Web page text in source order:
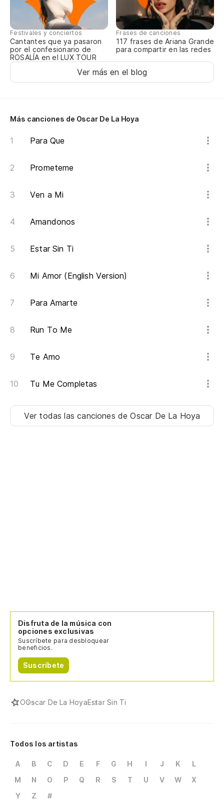
Festivales y conciertos
Cantantes que ya pasaron
por el confesionario de
ROSALÍA en el LUX TOUR
Frases de canciones
117 frases de Ariana Grande
para compartir en las redes
Ver más en el blog
Más canciones de Oscar De La Hoya
Para Que
Prometeme
Ven a Mi
Amandonos
Estar Sin Ti
Mi Amor (English Version)
Para Amarte
Run To Me
Te Amo
Tu Me Completas
Ver todas las canciones de Oscar De La Hoya
Disfruta de la música con
opciones exclusivas
Suscríbete para desbloquear
beneficios.
Suscríbete
OOscar De La HoyaEstar Sin Ti
Todos los artistas
A B C D E F G H I J K
L
M
N O P Q R S T U V W
X
Y
Z #